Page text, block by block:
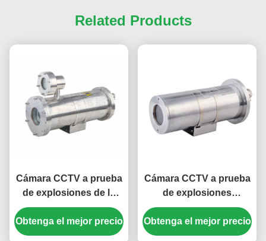
Related Products
Cámara CCTV a prueba
de explosiones de la
mina de carbón de
1.3MP 20X con salida de
fibra óptica
Obtenga el mejor precio
Cámara CCTV a prueba
de explosiones
Vehículo-montada mina
de la mina de carbón de
550TVL 12X
Obtenga el mejor precio